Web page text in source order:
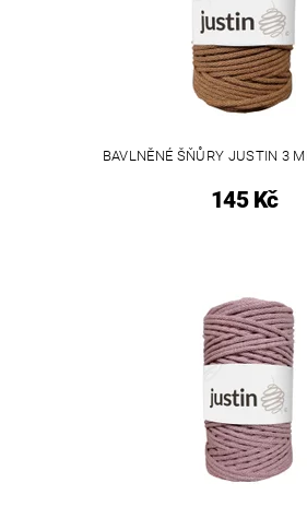
BAVLNĚNÉ ŠŇŮRY JUSTIN 3
145 Kč